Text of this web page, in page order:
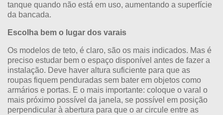
tanque quando não está em uso, aumentando a superfície
da bancada.
Escolha bem o lugar dos varais
Os modelos de teto, é claro, são os mais indicados. Mas é
preciso estudar bem o espaço disponível antes de fazer a
instalação. Deve haver altura suficiente para que as
roupas fiquem penduradas sem bater em objetos como
armários e portas. E o mais importante: coloque o varal o
mais próximo possível da janela, se possível em posição
perpendicular à abertura para que o ar circule entre as